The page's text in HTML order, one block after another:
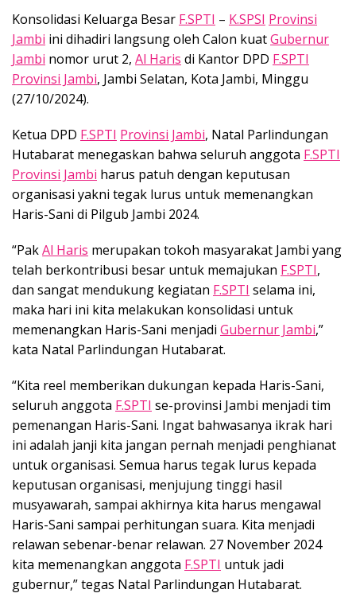
Konsolidasi Keluarga Besar F.SPTI – K.SPSI Provinsi
Jambi ini dihadiri langsung oleh Calon kuatGubernur
Jambi nomor urut 2, Al Haris di Kantor DPD F.SPTI
Provinsi Jambi, Jambi Selatan, Kota Jambi, Minggu
(27/10/2024).
Ketua DPD F.SPTI Provinsi Jambi, Natal Parlindungan
Hutabarat menegaskan bahwa seluruh anggota F.SPTI
Provinsi Jambi harus patuh dengan keputusan
organisasi yakni tegak lurus untuk memenangkan
Haris-Sani di Pilgub Jambi 2024.
“PakAl Haris merupakan tokoh masyarakat Jambi yang
telah berkontribusi besar untuk memajukan F.SPTI,
dan sangat mendukung kegiatan F.SPTI selama ini,
maka hari ini kita melakukan konsolidasi untuk
memenangkan Haris-Sani menjadi Gubernur Jambi,”
kata Natal Parlindungan Hutabarat.
“Kita reel memberikan dukungan kepada Haris-Sani,
seluruh anggota F.SPTI se-provinsi Jambi menjadi tim
pemenangan Haris-Sani. Ingat bahwasanya ikrak hari
ini adalah janji kita jangan pernah menjadi penghianat
untuk organisasi. Semua harus tegak lurus kepada
keputusan organisasi, menjujung tinggi hasil
musyawarah, sampai akhirnya kita harus mengawal
Haris-Sani sampai perhitungan suara. Kita menjadi
relawan sebenar-benar relawan. 27 November 2024
kita memenangkan anggota F.SPTI untuk jadi
gubernur,” tegas Natal Parlindungan Hutabarat.